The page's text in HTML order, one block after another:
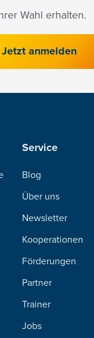
Wahl erhalten.
Jetzt anmelden
Service
Blog
Über uns
Newsletter
Kooperationen
Förderungen
Partner
Trainer
Jobs